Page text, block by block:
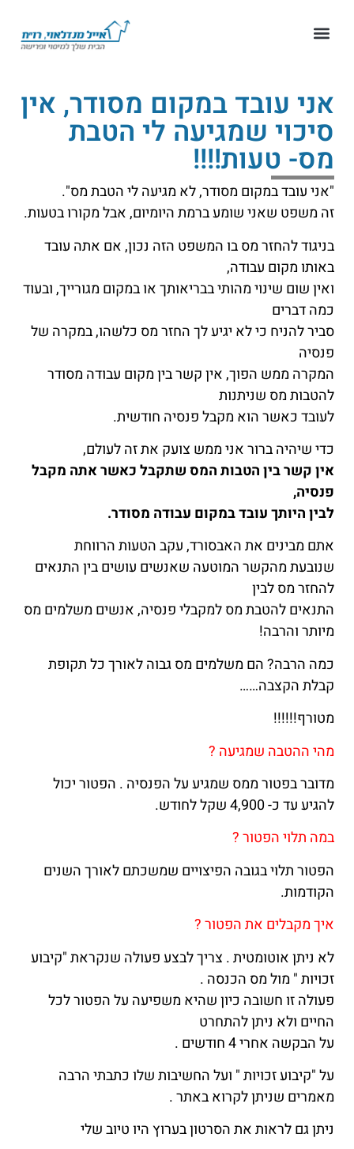
אני עובד במקום מסודר, אין
סיכוי שמגיעה לי הטבת
מס- טעות!!!!
"אני עובד במקום מסודר, לא מגיעה לי הטבת מס".
זה משפט שאני שומע ברמת היומיום, אבל מקורו בטעות.
בניגוד להחזר מס בו המשפט הזה נכון, אם אתה עובד
באותו מקום עבודה,
ואין שום שינוי מהותי בבריאותך או במקום מגורייך, ובעוד
כמה דברים
סביר להניח כי לא יגיע לך החזר מס כלשהו, במקרה של
פנסיה
המקרה ממש הפוך, אין קשר בין מקום עבודה מסודר
להטבות מס שניתנות
לעובד כאשר הוא מקבל פנסיה חודשית.
כדי שיהיה ברור אני ממש צועק את זה לעולם,
אין קשר בין הטבות המס שתקבל כאשר אתה מקבל
פנסיה,
לבין היותך עובד במקום עבודה מסודר.
אתם מבינים את האבסורד, עקב הטעות הרווחת
שנובעת מהקשר המוטעה שאנשים עושים בין התנאים
להחזר מס לבין
התנאים להטבת מס למקבלי פנסיה, אנשים משלמים מס
מיותר והרבה!
כמה הרבה? הם משלמים מס גבוה לאורך כל תקופת
קבלת הקצבה……
מטורף!!!!!!
מהי ההטבה שמגיעה ?
מדובר בפטור ממס שמגיע על הפנסיה . הפטור יכול
להגיע עד כ- 4,900 שקל לחודש.
במה תלוי הפטור ?
הפטור תלוי בגובה הפיצויים שמשכתם לאורך השנים
הקודמות.
איך מקבלים את הפטור ?
לא ניתן אוטומטית . צריך לבצע פעולה שנקראת "קיבוע
זכויות " מול מס הכנסה .
פעולה זו חשובה כיון שהיא משפיעה על הפטור לכל
החיים ולא ניתן להתחרט
על הבקשה אחרי 4 חודשים .
על "קיבוע זכויות " ועל החשיבות שלו כתבתי הרבה
מאמרים שניתן לקרוא באתר .
ניתן גם לראות את הסרטון בערוץ היו טיוב שלי